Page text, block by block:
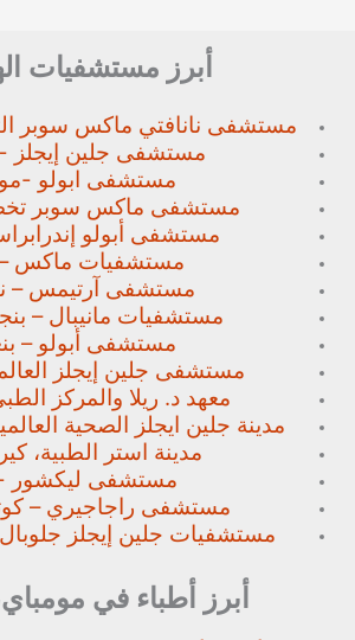
أبرز مستشفيات
مستشفى نانافتي ماكس سوبر
مستشفى جلين إيجلز
مستشفى ابولو -
مستشفى ماكس سوبر
مستشفى أبولو
مستشفيات ماكس
مستشفى آرتيمس –
مستشفيات مانيبال –
مستشفى أبولو –
مستشفى جلين إيجلز
معهد د. ريلا والمركز
مدينة جلين ايجلز الصحية
مدينة استر الطبية،
مستشفى ليكشور -
مستشفى راجاجيري –
مستشفيات جلين إيجلز
أبرز أطباء في